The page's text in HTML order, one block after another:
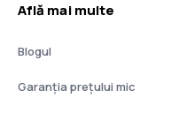
Află mai multe
Blogul
Garanția prețului mic